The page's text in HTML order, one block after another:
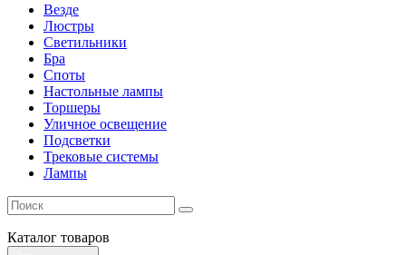
Везде
Люстры
Светильники
Бра
Споты
Настольные лампы
Торшеры
Уличное освещение
Подсветки
Трековые системы
Лампы
Каталог товаров